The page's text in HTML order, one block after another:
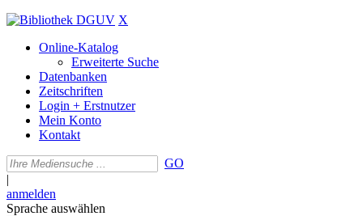
X
Online-Katalog
Erweiterte Suche
Datenbanken
Zeitschriften
Login + Erstnutzer
Mein Konto
Kontakt
GO
|
anmelden
Sprache auswählen